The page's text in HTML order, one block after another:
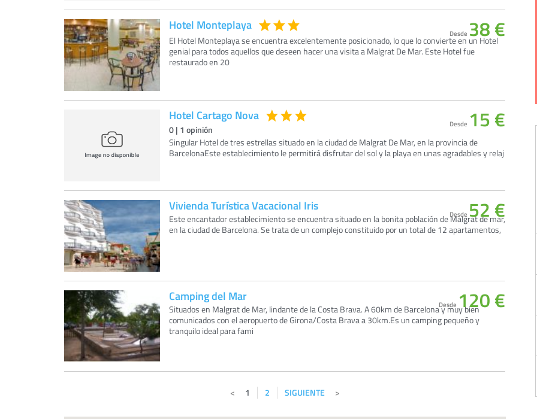
Hotel Monteplaya
El Hotel Monteplaya se encuentra excelentemente posicionado, lo que lo convierte en un Hotel
genial para todos aquellos que deseen hacer una visita a Malgrat De Mar. Este Hotel fue
restaurado en 20
Desde 38 €
Hotel Cartago Nova
0 | 1 opinión
Singular Hotel de tres estrellas situado en la ciudad de Malgrat De Mar, en la provincia de
BarcelonaEste establecimiento le permitirá disfrutar del sol y la playa en unas agradables y relaj
Desde 15 €
Vivienda Turística Vacacional Iris
Este encantador establecimiento se encuentra situado en la bonita población de Malgrat de mar,
en la ciudad de Barcelona. Se trata de un complejo constituido por un total de 12 apartamentos,
Desde 52 €
Camping del Mar
Situados en Malgrat de Mar, lindante de la Costa Brava. A 60km de Barcelona y muy bien
comunicados con el aeropuerto de Girona/Costa Brava a 30km.Es un camping pequeño y
tranquilo ideal para fami
Desde 120 €
1 2 SIGUIENTE